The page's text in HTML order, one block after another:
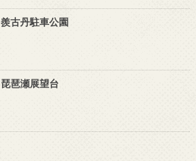
羨古丹駐車公園
琵琶瀬展望台